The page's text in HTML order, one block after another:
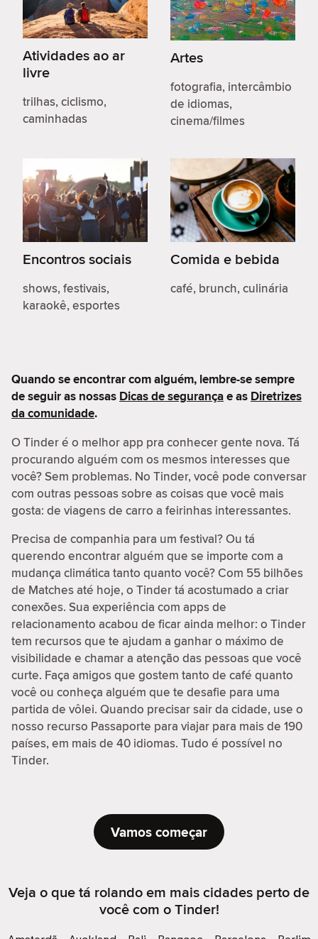
Atividades ao ar
livre
trilhas, ciclismo,
caminhadas
Artes
fotografia, intercâmbio
de idiomas,
cinema/filmes
Encontros sociais
shows, festivais,
karaokê, esportes
Comida e bebida
café, brunch, culinária
Quando se encontrar com alguém, lembre-se sempre
de seguir as nossas Dicas de segurançae as Diretrizes
da comunidade.
O Tinder é o melhor app pra conhecer gente nova. Tá
procurando alguém com os mesmos interesses que
você? Sem problemas. No Tinder, você pode conversar
com outras pessoas sobre as coisas que você mais
gosta: de viagens de carro a feirinhas interessantes.
Precisa de companhia para um festival? Ou tá
querendo encontrar alguém que se importe com a
mudança climática tanto quanto você? Com 55 bilhões
de Matches até hoje, o Tinder tá acostumado a criar
conexões. Sua experiência com apps de
relacionamento acabou de ficar ainda melhor: o Tinder
tem recursos que te ajudam a ganhar o máximo de
visibilidade e chamar a atenção das pessoas que você
curte. Faça amigos que gostem tanto de café quanto
você ou conheça alguém que te desafie para uma
partida de vôlei. Quando precisar sair da cidade, use o
nosso recurso Passaporte para viajar para mais de 190
países, em mais de 40 idiomas. Tudo é possível no
Tinder.
Vamos começar
Veja o que tá rolando em mais cidades perto de
você com o Tinder!